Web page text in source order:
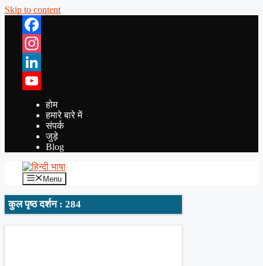
Skip to content
Facebook
Instagram
LinkedIn
YouTube
होम
हमारे बारे में
संपर्क
जुड़े
Blog
Menu
कुल पृष्ठ दर्शन : 284